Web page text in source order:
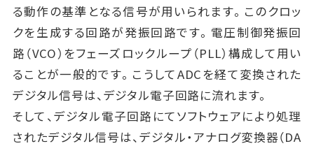
る動作の基準となる信号が用いられます。このクロッ
クを生成する回路が発振回路です。電圧制御発振回
路（VCO）をフェーズロックループ（PLL）構成して用い
ることが一般的です。こうしてADCを経て変換された
デジタル信号は、デジタル電子回路に流れます。
そして、デジタル電子回路にてソフトウェアにより処理
されたデジタル信号は、デジタル・アナログ変換器（DA